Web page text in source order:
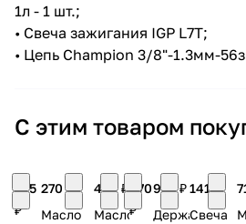
1л - 1 шт.;
• Свеча зажигания IGP L7T;
• Цепь Champion 3/8"-1.3мм-
С этим товаром
815
₽
270 ₽
Масло
438 ₽
Масло
470
₽
987 ₽
Державка
141 ₽
Свеча